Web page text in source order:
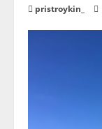
pristroykin_